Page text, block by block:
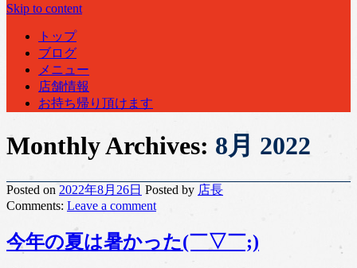
Skip to content
トップ
ブログ
メニュー
店舗情報
お持ち帰り頂けます
Monthly Archives: 8月 2022
Posted on 2022年8月26日 Posted by 店長
Comments: Leave a comment
今年の夏は暑かった(￣▽￣;)